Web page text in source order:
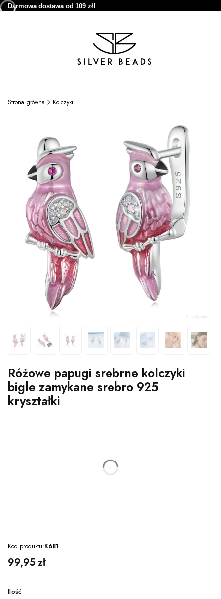
Darmowa dostawa od 109 zł!
Strona główna Kolczyki
Różowe papugi srebrne kolczyki
bigle zamykane srebro 925
kryształki
godzin
Kod produktu:K681
Cena
99,95 zł
Ilość